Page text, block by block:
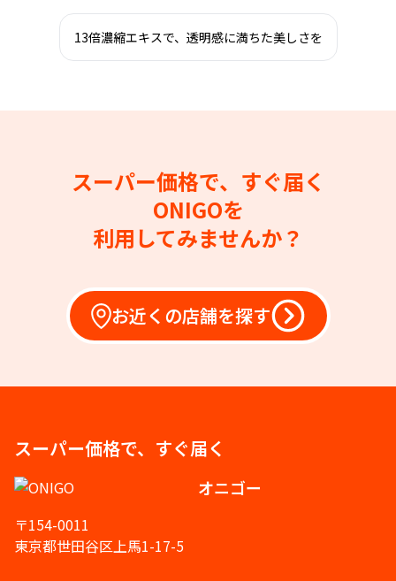
13倍濃縮エキスで、透明感に満ちた美しさを
スーパー価格で、すぐ届く
ONIGOを
利用してみませんか？
お近くの店舗を探す
スーパー価格で、すぐ届く
オニゴー
〒154-0011
東京都世田谷区上馬1-17-5